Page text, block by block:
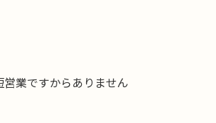
業ですからありません